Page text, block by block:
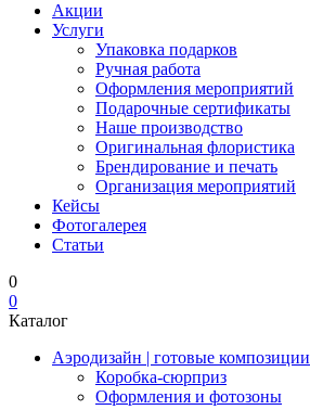
Акции
Услуги
Упаковка подарков
Ручная работа
Оформления мероприятий
Подарочные сертификаты
Наше производство
Оригинальная флористика
Брендирование и печать
Организация мероприятий
Кейсы
Фотогалерея
Статьи
0
0
Каталог
Аэродизайн | готовые композиции
Коробка-сюрприз
Оформления и фотозоны